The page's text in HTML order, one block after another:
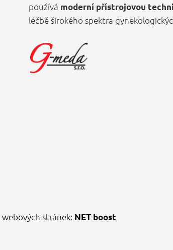
používá moderní přístrojovou
léčbě širokého spektra
webových stránek: NET boost